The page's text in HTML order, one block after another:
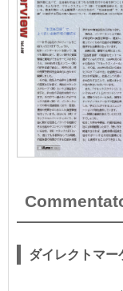
ダイレクトマ